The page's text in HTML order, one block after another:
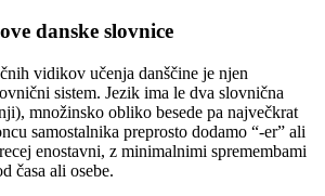
danske slovnice
vidikov učenja danščine je njen
sistem. Jezik ima le dva slovnična
množinsko obliko besede pa največkrat
samostalnika preprosto dodamo “-er” ali
enostavni, z minimalnimi spremembami
časa ali osebe.